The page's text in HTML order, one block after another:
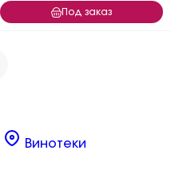
Под заказ
Винотеки